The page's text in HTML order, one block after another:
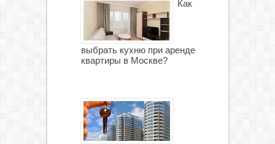
Как
выбрать кухню при аренде
квартиры в Москве?